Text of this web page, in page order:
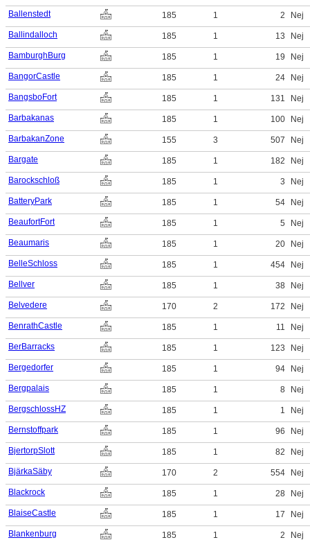
Ballenstedt
185 1 2
Nej
Ballindalloch
185 1 13
Nej
BamburghBurg
185 1 19
Nej
BangorCastle
185 1 24
Nej
BangsboFort
185 1 131
Nej
Barbakanas
185 1 100
Nej
BarbakanZone
155 3 507
Nej
Bargate
185 1 182
Nej
Barockschloß
185 1 3
Nej
BatteryPark
185 1 54
Nej
BeaufortFort
185 1 5
Nej
Beaumaris
185 1 20
Nej
BelleSchloss
185 1 454
Nej
Bellver
185 1 38
Nej
Belvedere
170 2 172
Nej
BenrathCastle
185 1 11
Nej
BerBarracks
185 1 123
Nej
Bergedorfer
185 1 94
Nej
Bergpalais
185 1 8
Nej
BergschlossHZ
185 1 1
Nej
Bernstoffpark
185 1 96
Nej
BjertorpSlott
185 1 82
Nej
BjärkaSäby
170 2 554
Nej
Blackrock
185 1 28
Nej
BlaiseCastle
185 1 17
Nej
Blankenburg
185 1 2 Nej